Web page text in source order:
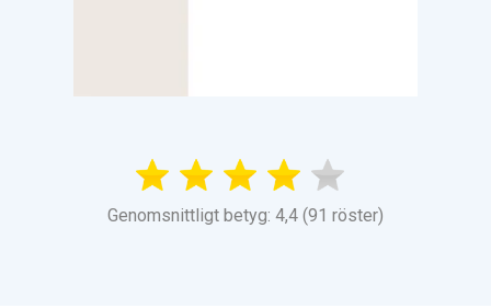
Genomsnittligt betyg: 4,4 (91 röster)